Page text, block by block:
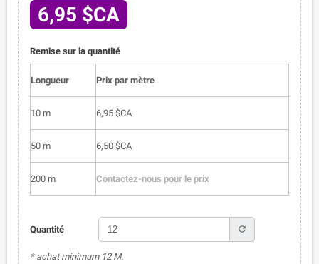
6,95 $CA
Remise sur la quantité
Longueur Prix par mètre
10 m 6,95 $CA
50 m 6,50 $CA
200 m Contactez-nous pour le prix
Quantité refresh
* achat minimum 12 M.